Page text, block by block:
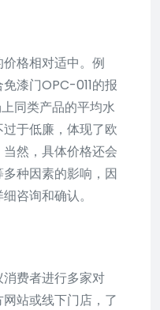
格相对适中。例
漆门OPC-011的报
同类产品的平均水
于低廉，体现了欧
然，具体价格还会
种因素的影响，因
咨询和确认。
费者进行多家对
站或线下门店，了